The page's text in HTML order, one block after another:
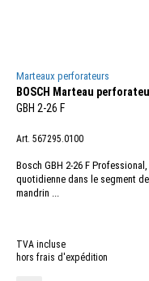
Marteaux perforateurs
BOSCH Marteau
GBH 2-26 F
Art. 567295.0100
Bosch GBH 2-26 F
quotidienne dans le segment
mandrin ...
TVA incluse
hors frais d'expédition